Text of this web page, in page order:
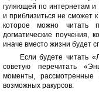
гуляющей по интернетам и
и приблизиться не сможет
которое можно читать
догматические поучения,
иначе вместо жизни будет
Если будете читать
советую перечитать
моменты,
возможных ракурсов.